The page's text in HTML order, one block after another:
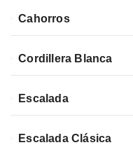
Cahorros
Cordillera Blanca
Escalada
Escalada Clásica